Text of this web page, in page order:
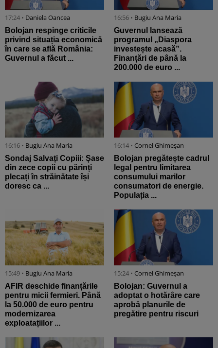
17:24 • Daniela Oancea
Bolojan respinge criticile
privind situația economică
în care se află România:
Guvernul a făcut ...
16:56 • Bugiu ⁠Ana Maria
Guvernul lansează
programul „Diaspora
investește acasă”.
Finanțări de până la
200.000 de euro ...
16:16 • Bugiu ⁠Ana Maria
Sondaj Salvați Copiii: Șase
din zece copii cu părinți
plecați în străinătate își
doresc ca ...
16:14 • Cornel Ghimeșan
Bolojan pregătește cadrul
legal pentru limitarea
consumului marilor
consumatori de energie.
Populația ...
15:49 • Bugiu ⁠Ana Maria
AFIR deschide finanțările
pentru micii fermieri. Până
la 50.000 de euro pentru
modernizarea
exploatațiilor ...
15:24 • Cornel Ghimeșan
Bolojan: Guvernul a
adoptat o hotărâre care
aprobă planurile de
pregătire pentru riscuri